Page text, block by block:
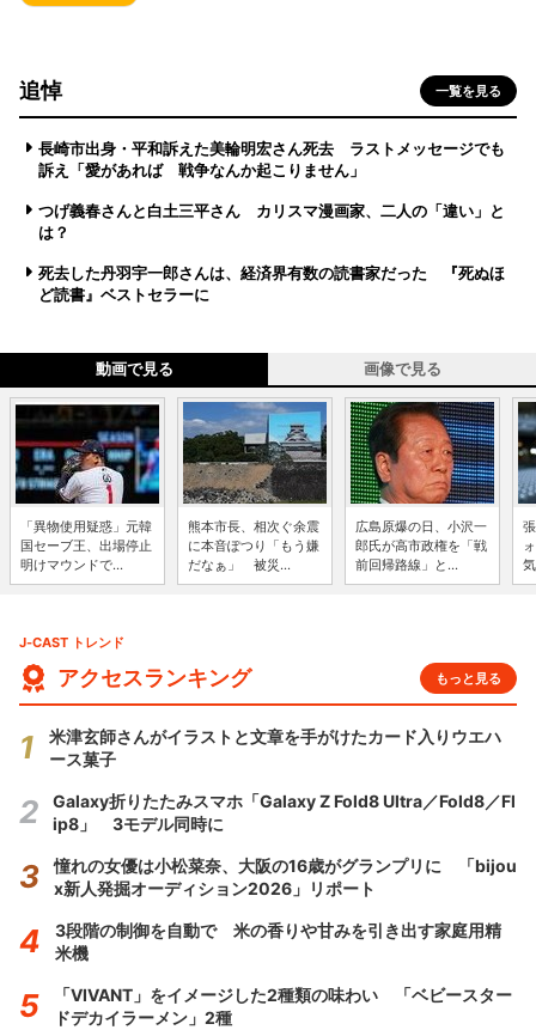
追悼 一覧を見る
長崎市出身・平和訴えた美輪明宏さん死去 ラストメッセージでも
訴え「愛があれば 戦争なんか起こりません」
つげ義春さんと白土三平さん カリスマ漫画家、二人の「違い」と
は？
死去した丹羽宇一郎さんは、経済界有数の読書家だった 『死ぬほ
ど読書』ベストセラーに
動画で見る 画像で見る
「異物使用疑惑」元韓
国セーブ王、出場停止
明けマウンドで...
熊本市長、相次ぐ余震
に本音ぽつり「もう嫌
だなぁ」 被災...
広島原爆の日、小沢一
郎氏が高市政権を「戦
前回帰路線」と...
J-CAST トレンド
アクセスランキング もっと見る
米津玄師さんがイラストと文章を手がけたカード入りウエハ
ース菓子
Galaxy折りたたみスマホ「Galaxy Z Fold8 Ultra／Fold8／Fl
ip8」 3モデル同時に
憧れの女優は小松菜奈、大阪の16歳がグランプリに 「bijou
x新人発掘オーディション2026」リポート
3段階の制御を自動で 米の香りや甘みを引き出す家庭用精
米機
「VIVANT」をイメージした2種類の味わい 「ベビースター
ドデカイラーメン」2種